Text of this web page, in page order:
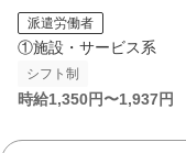
派遣労働者
①施設・サービス系
シフト制
時給1,350円〜1,937円